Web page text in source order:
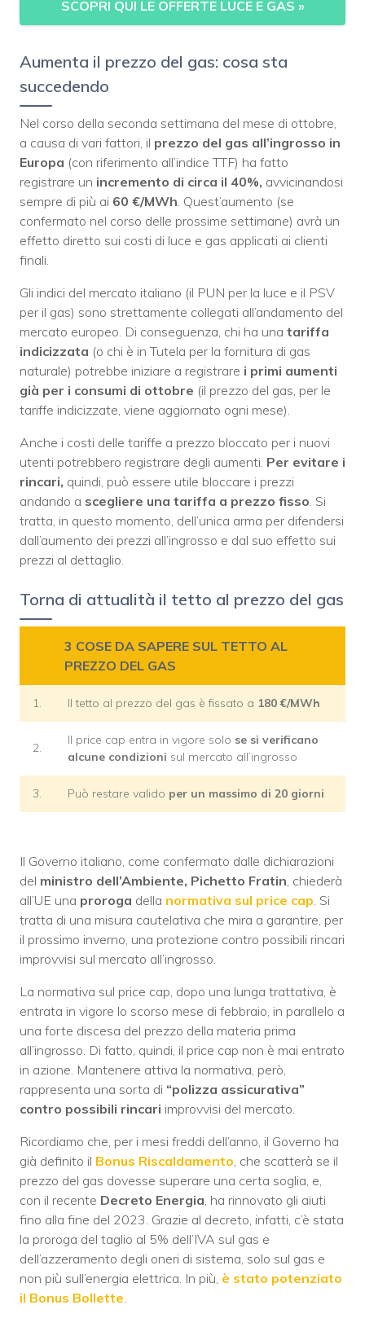
SCOPRI QUI LE OFFERTE LUCE E GAS »
Aumenta il prezzo del gas: cosa sta
succedendo
Nel corso della seconda settimana del mese di ottobre,
a causa di vari fattori, il prezzo del gas all’ingrosso in
Europa (con riferimento all’indice TTF) ha fatto
registrare un incremento di circa il 40%, avvicinandosi
sempre di più ai 60 €/MWh . Quest’aumento (se
confermato nel corso delle prossime settimane) avrà un
effetto diretto sui costi di luce e gas applicati ai clienti
finali.
Gli indici del mercato italiano (il PUN per la luce e il PSV
per il gas) sono strettamente collegati all’andamento del
mercato europeo. Di conseguenza, chi ha una tariffa
indicizzata (o chi è in Tutela per la fornitura di gas
naturale) potrebbe iniziare a registrare i primi aumenti
già per i consumi di ottobre (il prezzo del gas, per le
tariffe indicizzate, viene aggiornato ogni mese).
Anche i costi delle tariffe a prezzo bloccato per i nuovi
utenti potrebbero registrare degli aumenti. Per evitare i
rincari, quindi, può essere utile bloccare i prezzi
andando a scegliere una tariffa a prezzo fisso . Si
tratta, in questo momento, dell’unica arma per difendersi
dall’aumento dei prezzi all’ingrosso e dal suo effetto sui
prezzi al dettaglio.
Torna di attualità il tetto al prezzo del gas
3 COSE DA SAPERE SUL TETTO AL
PREZZO DEL GAS
1. Il tetto al prezzo del gas è fissato a 180 €/MWh
2.
Il price cap entra in vigore solo se si verificano
alcune condizioni sul mercato all’ingrosso
3. Può restare valido per un massimo di 20 giorni
Il Governo italiano, come confermato dalle dichiarazioni
del ministro dell’Ambiente, Pichetto Fratin , chiederà
all’UE una proroga della normativa sul price cap . Si
tratta di una misura cautelativa che mira a garantire, per
il prossimo inverno, una protezione contro possibili rincari
improvvisi sul mercato all’ingrosso.
La normativa sul price cap, dopo una lunga trattativa, è
entrata in vigore lo scorso mese di febbraio, in parallelo a
una forte discesa del prezzo della materia prima
all’ingrosso. Di fatto, quindi, il price cap non è mai entrato
in azione. Mantenere attiva la normativa, però,
rappresenta una sorta di “polizza assicurativa”
contro possibili rincari improvvisi del mercato.
Ricordiamo che, per i mesi freddi dell’anno, il Governo ha
già definito il Bonus Riscaldamento , che scatterà se il
prezzo del gas dovesse superare una certa soglia, e,
con il recente Decreto Energia , ha rinnovato gli aiuti
fino alla fine del 2023. Grazie al decreto, infatti, c’è stata
la proroga del taglio al 5% dell’IVA sul gas e
dell’azzeramento degli oneri di sistema, solo sul gas e
non più sull’energia elettrica. In più, è stato potenziato
il Bonus Bollette